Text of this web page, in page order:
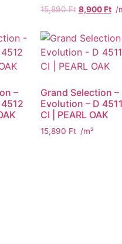
15,890Ft 8,900Ft /
–
Grand Selection –
Evolution – D
CI | PEARL OAK
15,890 Ft /m²